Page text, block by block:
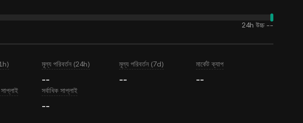
24h উচ্চ --
মূল্য পরিবর্তন (24h)
--
মূল্য পরিবর্তন (7d)
--
মার্কেট ক্যাপ
--
সর্বাধিক সাপ্লাই
--